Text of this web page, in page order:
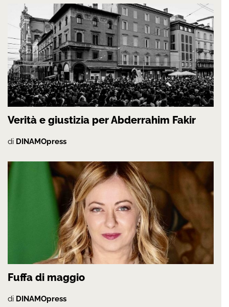
Verità e giustizia per Abderrahim Fakir
di DINAMOpress
Fuffa di maggio
di DINAMOpress